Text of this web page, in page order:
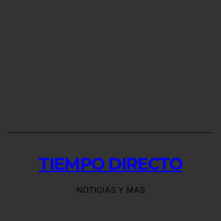
TIEMPO DIRECTO
NOTICIAS Y MAS